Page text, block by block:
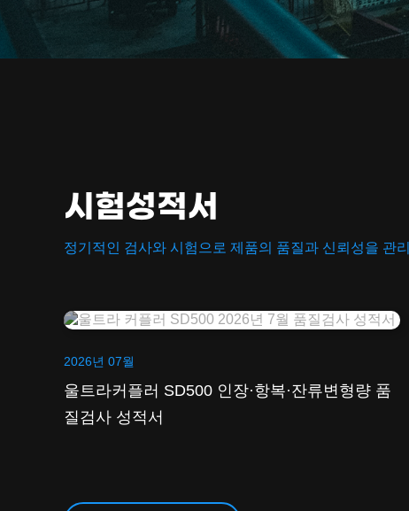
시험성적서
정기적인 검사와 시험으로 제품의 품질과 신뢰성을 관
울트라커플러 SD500 인장·항복·잔류변형량 품
질검사 성적서
2026년 07월